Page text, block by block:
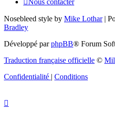
Nous contacter
Nosebleed style by Mike Lothar|
Bradley
Développé parphpBB® Forum
Traduction française officielle ©
Confidentialité | Conditions